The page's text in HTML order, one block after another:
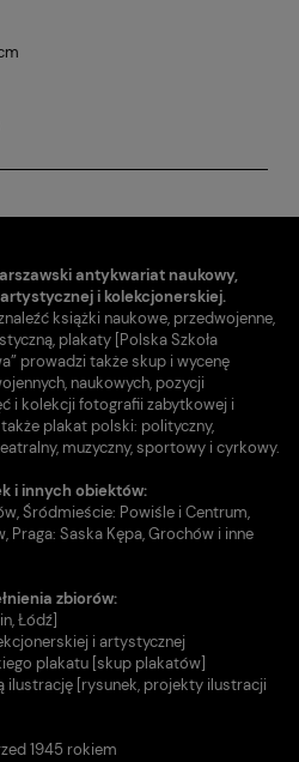
antykwariat naukowy,
i kolekcjonerskiej.
książki naukowe, przedwojenne,
plakaty [Polska Szkoła
prowadzi także skup i wycenę
naukowych, pozycji
i kolekcji fotografii zabytkowej i
plakat polski: polityczny,
muzyczny, sportowy i cyrkowy.
i innych obiektów:
Śródmieście: Powiśle i Centrum,
Praga: Saska Kępa, Grochów i inne
zbiorów:
Łódź]
i artystycznej
plakatu [skup plakatów]
ilustrację [rysunek, projekty ilustracji
1945 rokiem